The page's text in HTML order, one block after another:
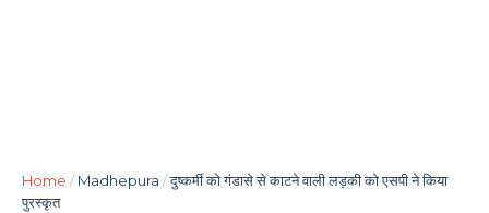
Home / Madhepura /दुष्कर्मी को गंडासे से काटने वाली लड़की को एसपी ने किया
पुरस्कृत